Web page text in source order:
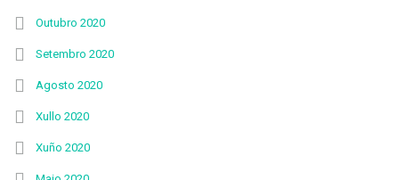
Outubro 2020
Setembro 2020
Agosto 2020
Xullo 2020
Xuño 2020